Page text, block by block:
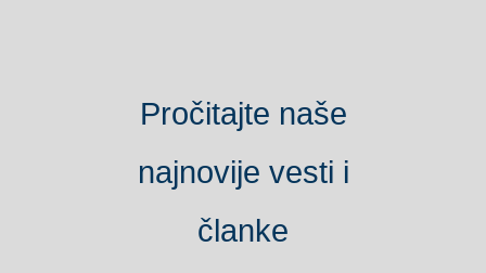
Pročitajte naše
najnovije vesti i
članke